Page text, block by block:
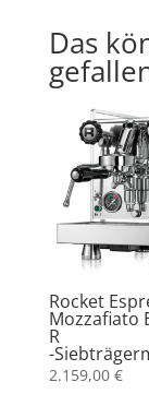
Das
Rocket
Mozzafiato
R
-
2.159,00 €